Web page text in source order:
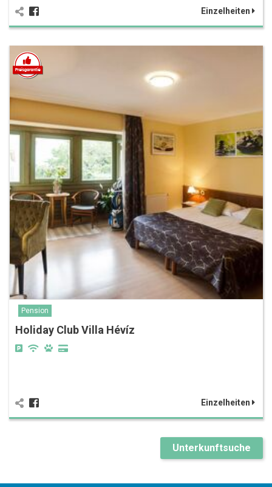
Einzelheiten
Pension
Holiday Club Villa Hévíz
Einzelheiten
Unterkunftsuche